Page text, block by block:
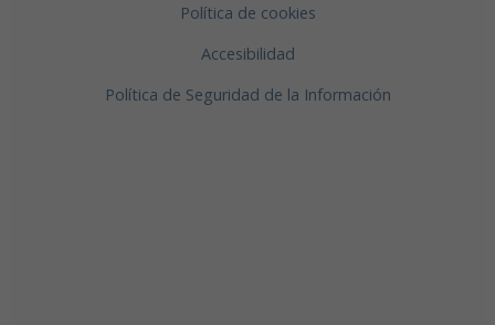
Política de cookies
Accesibilidad
Política de Seguridad de la Información